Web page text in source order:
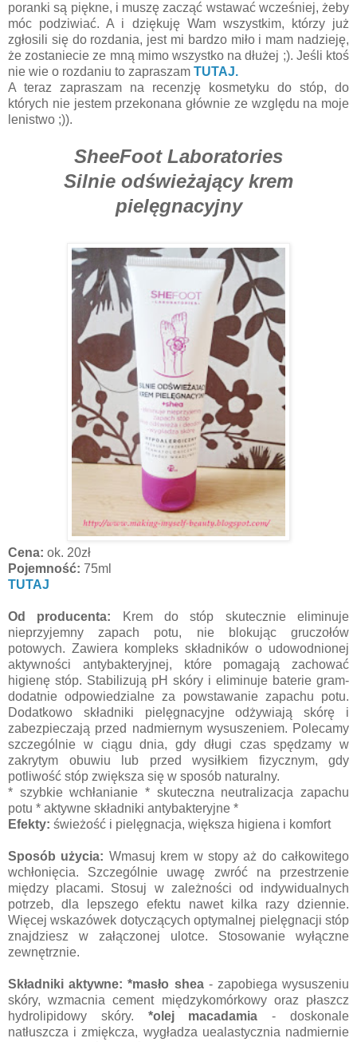
poranki są piękne, i muszę zacząć wstawać wcześniej, żeby
móc podziwiać. A i dziękuję Wam wszystkim, którzy już
zgłosili się do rozdania, jest mi bardzo miło i mam nadzieję,
że zostaniecie ze mną mimo wszystko na dłużej ;). Jeśli ktoś
nie wie o rozdaniu to zapraszam TUTAJ.
A teraz zapraszam na recenzję kosmetyku do stóp, do
których nie jestem przekonana głównie ze względu na moje
lenistwo ;)).
SheeFoot Laboratories
Silnie odświeżający krem
pielęgnacyjny
Cena: ok. 20zł
Pojemność: 75ml
TUTAJ
Od producenta:
Krem do stóp skutecznie eliminuje
nieprzyjemny zapach potu, nie blokując gruczołów
potowych. Zawiera kompleks składników o udowodnionej
aktywności antybakteryjnej, które pomagają zachować
higienę stóp. Stabilizują pH skóry i eliminuje baterie gram-
dodatnie odpowiedzialne za powstawanie zapachu potu.
Dodatkowo składniki pielęgnacyjne odżywiają skórę i
zabezpieczają przed nadmiernym wysuszeniem. Polecamy
szczególnie w ciągu dnia, gdy długi czas spędzamy w
zakrytym obuwiu lub przed wysiłkiem fizycznym, gdy
potliwość stóp zwiększa się w sposób naturalny.
* szybkie wchłanianie * skuteczna neutralizacja zapachu
potu * aktywne składniki antybakteryjne *
Efekty: świeżość i pielęgnacja, większa higiena i komfort
Sposób użycia: Wmasuj krem w stopy aż do całkowitego
wchłonięcia. Szczególnie uwagę zwróć na przestrzenie
między placami. Stosuj w zależności od indywidualnych
potrzeb, dla lepszego efektu nawet kilka razy dziennie.
Więcej wskazówek dotyczących optymalnej pielęgnacji stóp
znajdziesz w załączonej ulotce. Stosowanie wyłączne
zewnętrznie.
Składniki aktywne: *masło shea- zapobiega wysuszeniu
skóry, wzmacnia cement międzykomórkowy oraz płaszcz
hydrolipidowy skóry. *olej macadamia - doskonale
natłuszcza i zmiękcza, wygładza uealastycznia nadmiernie